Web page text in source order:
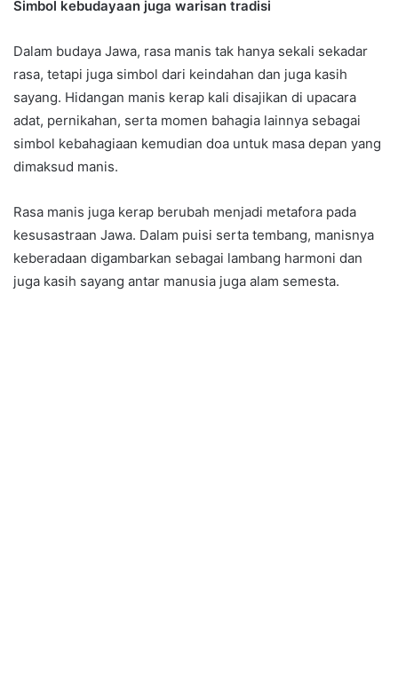
Simbol kebudayaan juga warisan tradisi
Dalam budaya Jawa, rasa manis tak hanya sekali sekadar
rasa, tetapi juga simbol dari keindahan dan juga kasih
sayang. Hidangan manis kerap kali disajikan di upacara
adat, pernikahan, serta momen bahagia lainnya sebagai
simbol kebahagiaan kemudian doa untuk masa depan yang
dimaksud manis.
Rasa manis juga kerap berubah menjadi metafora pada
kesusastraan Jawa. Dalam puisi serta tembang, manisnya
keberadaan digambarkan sebagai lambang harmoni dan
juga kasih sayang antar manusia juga alam semesta.